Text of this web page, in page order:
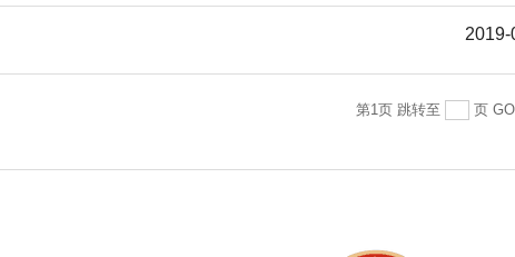
2019-
跳转至 页 GO
第1页